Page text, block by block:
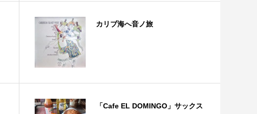
カリブ海へ音ノ旅
「Cafe EL DOMINGO」サックス